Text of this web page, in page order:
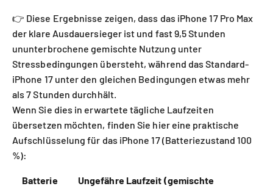
👉 Diese Ergebnisse zeigen, dass das iPhone 17 Pro Max
der klare Ausdauersieger ist und fast 9,5 Stunden
ununterbrochene gemischte Nutzung unter
Stressbedingungen übersteht, während das Standard-
iPhone 17 unter den gleichen Bedingungen etwas mehr
als 7 Stunden durchhält.
Wenn Sie dies in erwartete tägliche Laufzeiten
übersetzen möchten, finden Sie hier eine praktische
Aufschlüsselung für das iPhone 17 (Batteriezustand 100
%):
Batterie
Ungefähre Laufzeit (gemischte